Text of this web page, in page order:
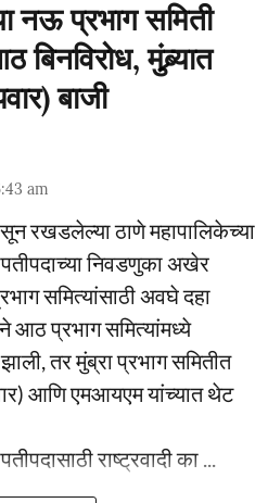
नऊ प्रभाग समिती
मुंब्र्यात
बाजी
am
रखडलेल्या ठाणे महापालिकेच्या
निवडणुका अखेर
समित्यांसाठी अवघे दहा
आठ प्रभाग समित्यांमध्ये
तर मुंब्रा प्रभाग समितीत
आणि एमआयएम यांच्यात थेट
राष्ट्रवादी का ...